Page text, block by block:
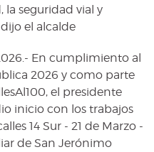
la seguridad vial y
el alcalde
En cumplimiento al
2026 y como parte
el presidente
inicio con los trabajos
14 Sur - 21 de Marzo -
de San Jerónimo